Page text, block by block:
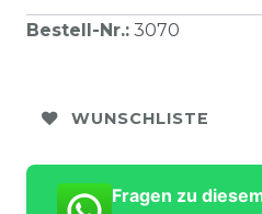
Bestell-Nr.: 3070
WUNSCHLISTE
Fragen zu